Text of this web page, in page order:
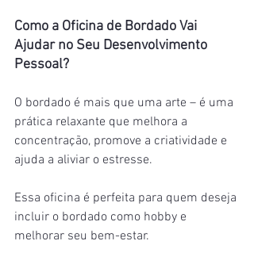
Como a Oficina de Bordado Vai
Ajudar no Seu Desenvolvimento
Pessoal?
O bordado é mais que uma arte – é uma
prática relaxante que melhora a
concentração, promove a criatividade e
ajuda a aliviar o estresse.
Essa oficina é perfeita para quem deseja
incluir o bordado como hobby e
melhorar seu bem-estar.